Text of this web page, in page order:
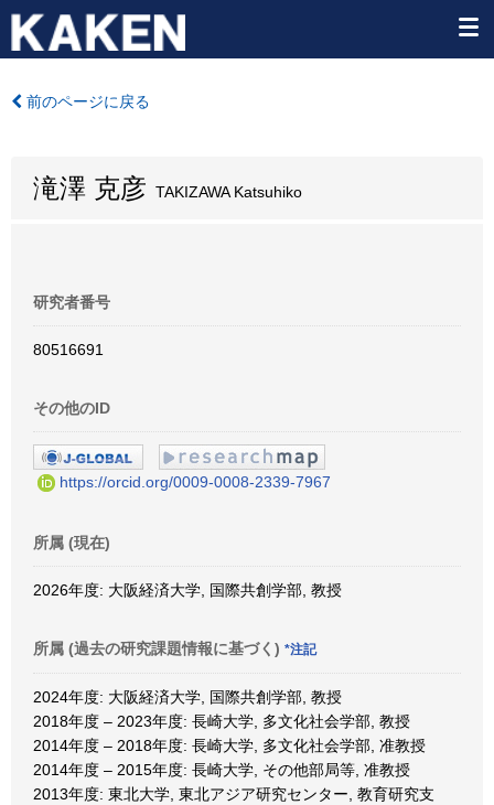
前のページに戻る
滝澤 克彦 TAKIZAWA Katsuhiko
研究者番号
80516691
その他のID
https://orcid.org/0009-0008-2339-7967
所属 (現在)
2026年度: 大阪経済大学, 国際共創学部, 教授
所属 (過去の研究課題情報に基づく) *注記
2024年度: 大阪経済大学, 国際共創学部, 教授
2018年度 – 2023年度: 長崎大学, 多文化社会学部, 教授
2014年度 – 2018年度: 長崎大学, 多文化社会学部, 准教授
2014年度 – 2015年度: 長崎大学, その他部局等, 准教授
2013年度: 東北大学, 東北アジア研究センター, 教育研究支